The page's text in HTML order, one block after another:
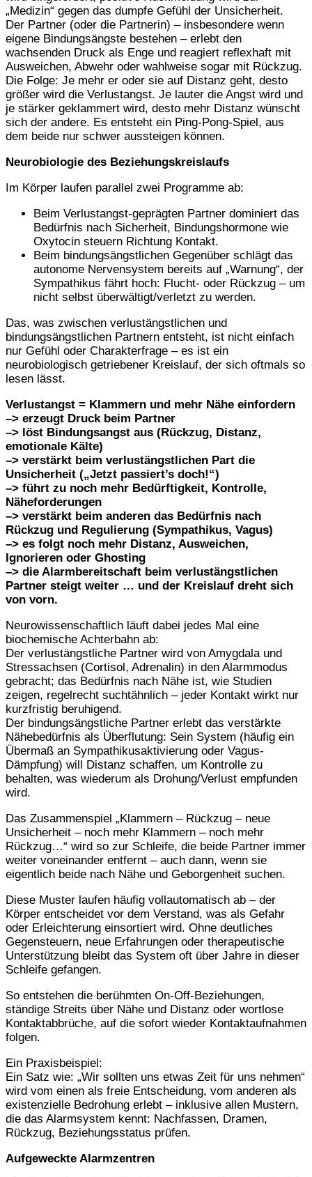
„Medizin“ gegen das dumpfe Gefühl der Unsicherheit.
Der Partner (oder die Partnerin) – insbesondere wenn
eigene Bindungsängste bestehen – erlebt den
wachsenden Druck als Enge und reagiert reflexhaft mit
Ausweichen, Abwehr oder wahlweise sogar mit Rückzug.
Die Folge: Je mehr er oder sie auf Distanz geht, desto
größer wird die Verlustangst. Je lauter die Angst wird und
je stärker geklammert wird, desto mehr Distanz wünscht
sich der andere. Es entsteht ein Ping-Pong-Spiel, aus
dem beide nur schwer aussteigen können.
Neurobiologie des Beziehungskreislaufs
Im Körper laufen parallel zwei Programme ab:
Beim Verlustangst-geprägten Partner dominiert das
Bedürfnis nach Sicherheit, Bindungshormone wie
Oxytocin steuern Richtung Kontakt.
Beim bindungsängstlichen Gegenüber schlägt das
autonome Nervensystem bereits auf „Warnung“, der
Sympathikus fährt hoch: Flucht- oder Rückzug – um
nicht selbst überwältigt/verletzt zu werden.
Das, was zwischen verlustängstlichen und
bindungsängstlichen Partnern entsteht, ist nicht einfach
nur Gefühl oder Charakterfrage – es ist ein
neurobiologisch getriebener Kreislauf, der sich oftmals so
lesen lässt.
Verlustangst = Klammern und mehr Nähe einfordern
–> erzeugt Druck beim Partner
–> löst Bindungsangst aus (Rückzug, Distanz,
emotionale Kälte)
–> verstärkt beim verlustängstlichen Part die
Unsicherheit („Jetzt passiert’s doch!“)
–> führt zu noch mehr Bedürftigkeit, Kontrolle,
Näheforderungen
–> verstärkt beim anderen das Bedürfnis nach
Rückzug und Regulierung (Sympathikus, Vagus)
–> es folgt noch mehr Distanz, Ausweichen,
Ignorieren oder Ghosting
–> die Alarmbereitschaft beim verlustängstlichen
Partner steigt weiter … und der Kreislauf dreht sich
von vorn.
Neurowissenschaftlich läuft dabei jedes Mal eine
biochemische Achterbahn ab:
Der verlustängstliche Partner wird von Amygdala und
Stressachsen (Cortisol, Adrenalin) in den Alarmmodus
gebracht; das Bedürfnis nach Nähe ist, wie Studien
zeigen, regelrecht suchtähnlich – jeder Kontakt wirkt nur
kurzfristig beruhigend.
Der bindungsängstliche Partner erlebt das verstärkte
Nähebedürfnis als Überflutung: Sein System (häufig ein
Übermaß an Sympathikusaktivierung oder Vagus-
Dämpfung) will Distanz schaffen, um Kontrolle zu
behalten, was wiederum als Drohung/Verlust empfunden
wird.
Das Zusammenspiel „Klammern – Rückzug – neue
Unsicherheit – noch mehr Klammern – noch mehr
Rückzug…“ wird so zur Schleife, die beide Partner immer
weiter voneinander entfernt – auch dann, wenn sie
eigentlich beide nach Nähe und Geborgenheit suchen.
Diese Muster laufen häufig vollautomatisch ab – der
Körper entscheidet vor dem Verstand, was als Gefahr
oder Erleichterung einsortiert wird. Ohne deutliches
Gegensteuern, neue Erfahrungen oder therapeutische
Unterstützung bleibt das System oft über Jahre in dieser
Schleife gefangen.
So entstehen die berühmten On-Off-Beziehungen,
ständige Streits über Nähe und Distanz oder wortlose
Kontaktabbrüche, auf die sofort wieder Kontaktaufnahmen
folgen.
Ein Praxisbeispiel:
Ein Satz wie: „Wir sollten uns etwas Zeit für uns nehmen“
wird vom einen als freie Entscheidung, vom anderen als
existenzielle Bedrohung erlebt – inklusive allen Mustern,
die das Alarmsystem kennt: Nachfassen, Dramen,
Rückzug, Beziehungsstatus prüfen.
Aufgeweckte Alarmzentren